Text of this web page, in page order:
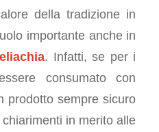
della tradizione in
importante anche in
. Infatti, se per i
consumato con
prodotto sempre sicuro
in merito alle